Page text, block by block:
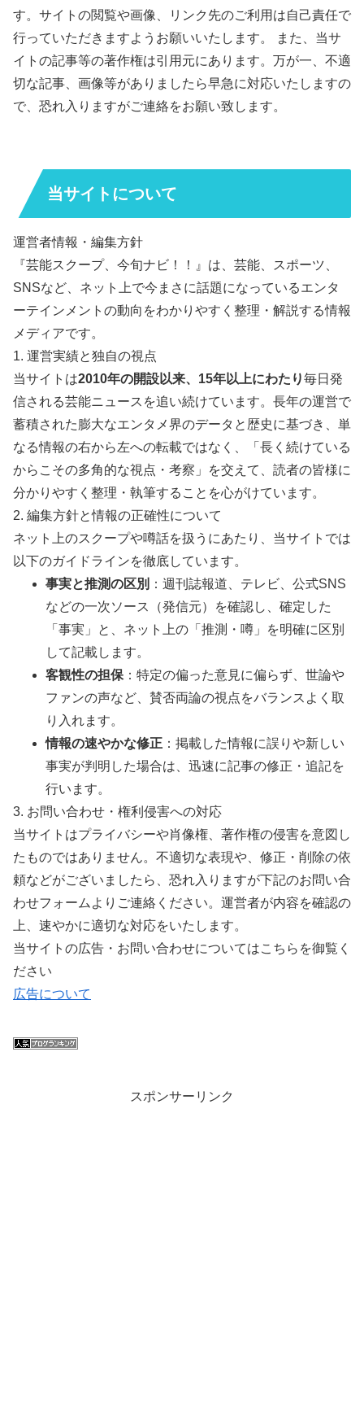
す。サイトの閲覧や画像、リンク先のご利用は自己責任で
行っていただきますようお願いいたします。 また、当サ
イトの記事等の著作権は引用元にあります。万が一、不適
切な記事、画像等がありましたら早急に対応いたしますの
で、恐れ入りますがご連絡をお願い致します。
当サイトについて
運営者情報・編集方針
『芸能スクープ、今旬ナビ！！』は、芸能、スポーツ、
SNSなど、ネット上で今まさに話題になっているエンタ
ーテインメントの動向をわかりやすく整理・解説する情報
メディアです。
1. 運営実績と独自の視点
当サイトは2010年の開設以来、15年以上にわたり毎日発
信される芸能ニュースを追い続けています。長年の運営で
蓄積された膨大なエンタメ界のデータと歴史に基づき、単
なる情報の右から左への転載ではなく、「長く続けている
からこその多角的な視点・考察」を交えて、読者の皆様に
分かりやすく整理・執筆することを心がけています。
2. 編集方針と情報の正確性について
ネット上のスクープや噂話を扱うにあたり、当サイトでは
以下のガイドラインを徹底しています。
事実と推測の区別 ：週刊誌報道、テレビ、公式SNS
などの一次ソース（発信元）を確認し、確定した
「事実」と、ネット上の「推測・噂」を明確に区別
して記載します。
客観性の担保 ：特定の偏った意見に偏らず、世論や
ファンの声など、賛否両論の視点をバランスよく取
り入れます。
情報の速やかな修正 ：掲載した情報に誤りや新しい
事実が判明した場合は、迅速に記事の修正・追記を
行います。
3. お問い合わせ・権利侵害への対応
当サイトはプライバシーや肖像権、著作権の侵害を意図し
たものではありません。不適切な表現や、修正・削除の依
頼などがございましたら、恐れ入りますが下記のお問い合
わせフォームよりご連絡ください。運営者が内容を確認の
上、速やかに適切な対応をいたします。
当サイトの広告・お問い合わせについてはこちらを御覧く
ださい
広告について
スポンサーリンク